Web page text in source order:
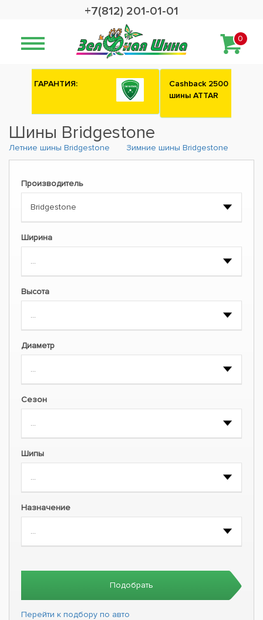
+7(812) 201-01-01
0
Сashback 2500 рублей на зимние
Шины Bridgestone
Летние шины Bridgestone Зимние шины Bridgestone
Производитель
Ширина
Высота
Диаметр
Сезон
Шипы
Назначение
Подобрать
Перейти к подбору по авто